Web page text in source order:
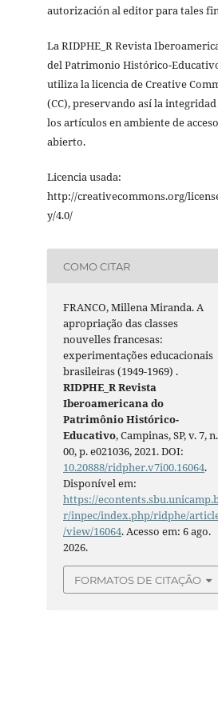
autorización al editor para tales
La RIDPHE_R Revista
del Patrimonio Histórico-
utiliza la licencia de Creative
(CC), preservando así la
los artículos en ambiente de acceso
abierto.
Licencia usada:
http://creativecommons.org/
y/4.0/
COMO CITAR
FRANCO, Millena Miranda. A
apropriação das classes
nouvelles francesas:
experimentações educacionais
brasileiras (1949-1969) .
RIDPHE_R Revista
Iberoamericana do
Patrimônio Histórico-
Educativo, Campinas, SP, v. 7, n.
00, p. e021036, 2021. DOI:
10.20888/ridpher.v7i00.16064.
Disponível em:
https://
r/inpec/index.php/ridphe/
/view/16064. Acesso em: 6 ago.
2026.
FORMATOS DE CITAÇÃO